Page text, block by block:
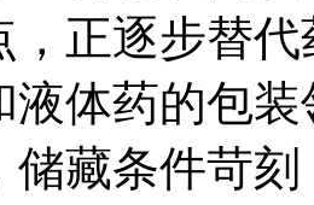
，正逐步替
液体药的包
储藏条件苛